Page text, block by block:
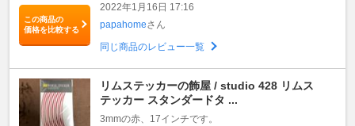
この商品の
価格を比較する
2022年1月16日 17:16
papahomeさん
同じ商品のレビュー一覧
リムステッカーの飾屋 / studio 428 リムス
テッカー スタンダードタ ...
3mmの赤、17インチです。